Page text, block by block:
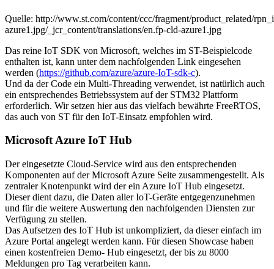
Quelle: http://www.st.com/content/ccc/fragment/product_related/
azure1.jpg/_jcr_content/translations/en.fp-cld-azure1.jpg
Das reine IoT SDK von Microsoft, welches im ST-Beispielcode
enthalten ist, kann unter dem nachfolgenden Link eingesehen
werden (https://github.com/azure/azure-IoT-sdk-c).
Und da der Code ein Multi-Threading verwendet, ist natürlich auch
ein entsprechendes Betriebssystem auf der STM32 Plattform
erforderlich. Wir setzen hier aus das vielfach bewährte FreeRTOS,
das auch von ST für den IoT-Einsatz empfohlen wird.
Microsoft Azure IoT Hub
Der eingesetzte Cloud-Service wird aus den entsprechenden
Komponenten auf der Microsoft Azure Seite zusammengestellt. Als
zentraler Knotenpunkt wird der ein Azure IoT Hub eingesetzt.
Dieser dient dazu, die Daten aller IoT-Geräte entgegenzunehmen
und für die weitere Auswertung den nachfolgenden Diensten zur
Verfügung zu stellen.
Das Aufsetzen des IoT Hub ist unkompliziert, da dieser einfach im
Azure Portal angelegt werden kann. Für diesen Showcase haben
einen kostenfreien Demo- Hub eingesetzt, der bis zu 8000
Meldungen pro Tag verarbeiten kann.